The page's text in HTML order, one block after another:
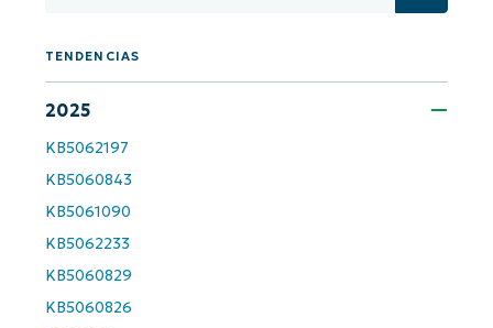
TENDENCIAS
2025
KB5062197
KB5060843
KB5061090
KB5062233
KB5060829
KB5060826
name*
email*
Phone
number*
País
Company